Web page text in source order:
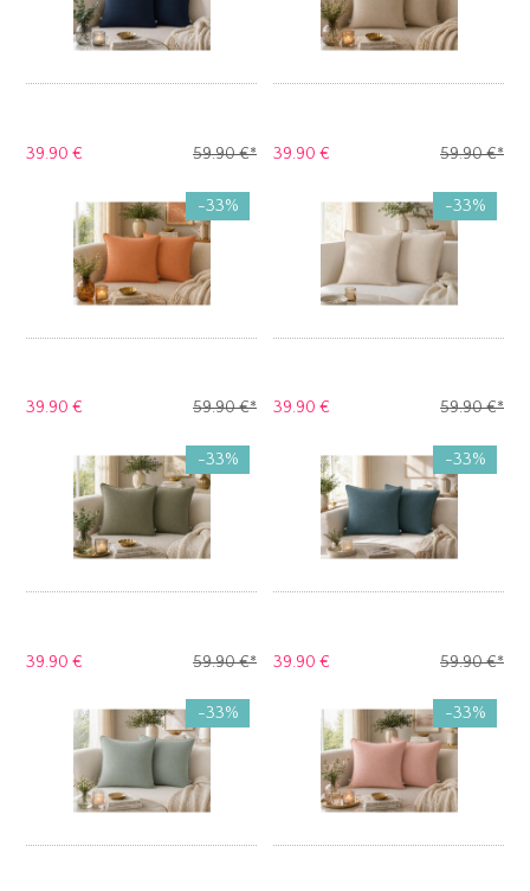
59.90 €*
39.90 € 59.90 €*
39.90 €
-33%
59.90 €*
39.90 €
-33%
59.90 €*
39.90 €
-33%
59.90 €*
39.90 €
-33%
59.90 €*
39.90 €
-33% -33%